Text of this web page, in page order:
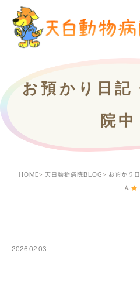
お預かり日記
院中
HOME 天白動物病院BLOG お預かり
ん
2026.02.03